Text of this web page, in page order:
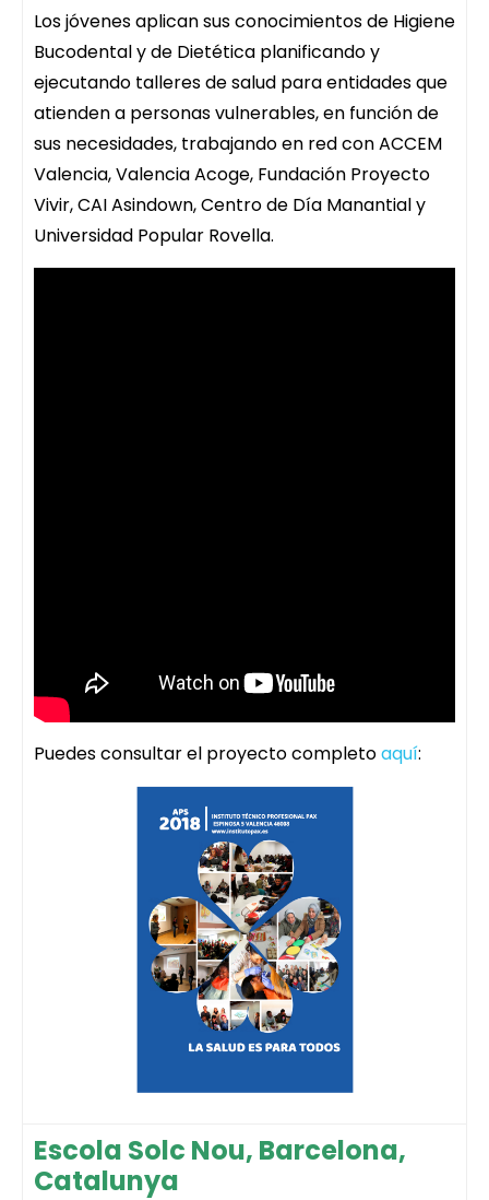
Los jóvenes aplican sus conocimientos de Higiene
Bucodental y de Dietética planificando y
ejecutando talleres de salud para entidades que
atienden a personas vulnerables, en función de
sus necesidades, trabajando en red con ACCEM
Valencia, Valencia Acoge, Fundación Proyecto
Vivir, CAI Asindown, Centro de Día Manantial y
Universidad Popular Rovella.
Puedes consultar el proyecto completoaquí:
Escola Solc Nou, Barcelona,
Catalunya